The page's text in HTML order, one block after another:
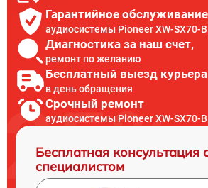
Гарантийное обслуживание
аудиосистемы Pioneer XW-SX70-
Диагностика за наш счет,
ремонт по желанию
Бесплатный выезд курьера
в день обращения
Срочный ремонт
аудиосистемы Pioneer XW-SX70-
Бесплатная консультация
специалистом